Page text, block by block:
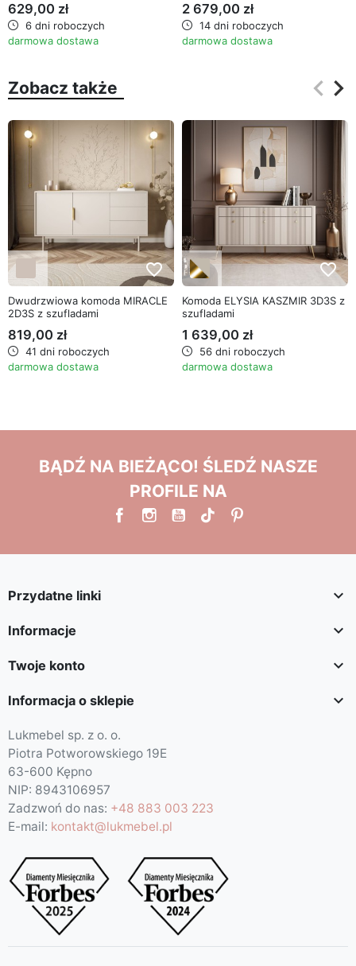
629,00 zł
6 dni roboczych
darmowa dostawa
2 679,00 zł
14 dni roboczych
darmowa dostawa
Zobacz także keyboard_arrow_left
keyboard_arrow_right
favorite_border
Dwudrzwiowa komoda MIRACLE
2D3S z szufladami
819,00 zł
41 dni roboczych
darmowa dostawa
favorite_border
Komoda ELYSIA KASZMIR 3D3S z
szufladami
1 639,00 zł
56 dni roboczych
darmowa dostawa
BĄDŹ NA BIEŻĄCO! ŚLEDŹ NASZE
PROFILE NA
Przydatne linki 
Informacje 
Twoje konto 
Informacja o sklepie 
Lukmebel sp. z o. o.
Piotra Potworowskiego 19E
63-600 Kępno
NIP: 8943106957
Zadzwoń do nas: +48 883 003 223
E-mail: kontakt@lukmebel.pl